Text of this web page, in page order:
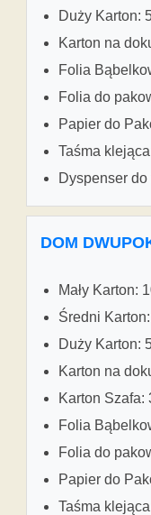
Duży Karton:
Karton na
Folia
Folia do
Papier do
Taśma
Dyspenser
DOM
Mały Karton:
Średni
Duży Karton:
Karton na
Karton Szafa:
Folia
Folia do
Papier do
Taśma